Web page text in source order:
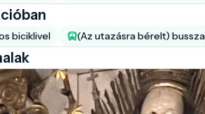
biciklivel (Az utazásra bérelt)